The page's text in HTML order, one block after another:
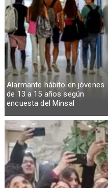
Alarmante hábito en jóvenes
de 13 a 15 años según
encuesta del Minsal